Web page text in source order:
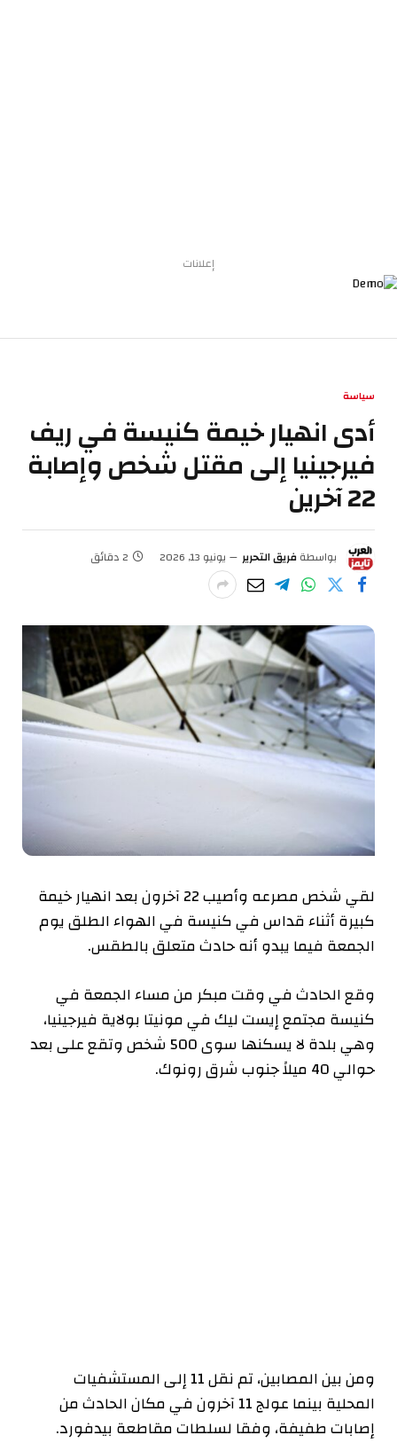
إعلانات
سياسة
أدى انهيار خيمة كنيسة في ريف
فيرجينيا إلى مقتل شخص وإصابة
22 آخرين
بواسطةفريق التحرير يونيو 13, 2026 2 دقائق
لقي شخص مصرعه وأصيب 22 آخرون بعد انهيار خيمة
كبيرة أثناء قداس في كنيسة في الهواء الطلق يوم
الجمعة فيما يبدو أنه حادث متعلق بالطقس.
وقع الحادث في وقت مبكر من مساء الجمعة في
كنيسة مجتمع إيست ليك في مونيتا بولاية فيرجينيا،
وهي بلدة لا يسكنها سوى 500 شخص وتقع على بعد
حوالي 40 ميلاً جنوب شرق رونوك.
ومن بين المصابين، تم نقل 11 إلى المستشفيات
المحلية بينما عولج 11 آخرون في مكان الحادث من
إصابات طفيفة، وفقا لسلطات مقاطعة بيدفورد.